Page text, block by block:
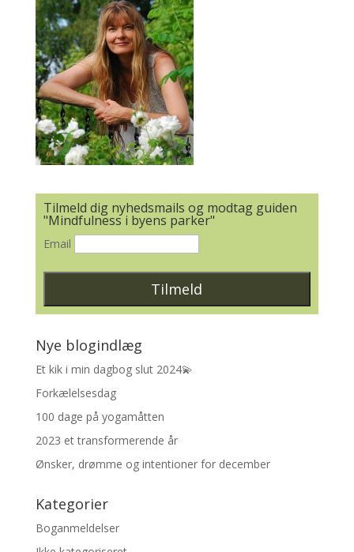
Tilmeld dig nyhedsmails og modtag guiden
"Mindfulness i byens parker"
Email
Nye blogindlæg
Et kik i min dagbog slut 2024💫
Forkælelsesdag
100 dage på yogamåtten
2023 et transformerende år
Ønsker, drømme og intentioner for december
Kategorier
Boganmeldelser